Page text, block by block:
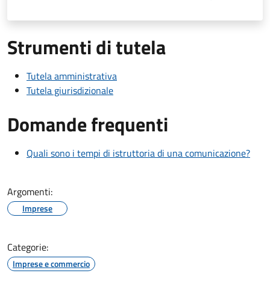
Strumenti di tutela
Tutela amministrativa
Tutela giurisdizionale
Domande frequenti
Quali sono i tempi di istruttoria di una comunicazione?
Argomenti:
Imprese
Categorie:
Imprese e commercio